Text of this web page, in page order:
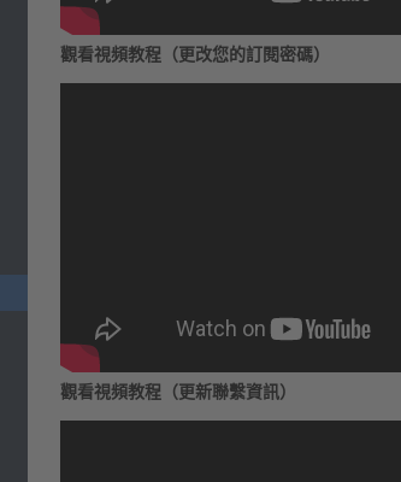
觀看視頻教程（更改您的訂閱密碼）
觀看視頻教程（更新聯繫資訊）